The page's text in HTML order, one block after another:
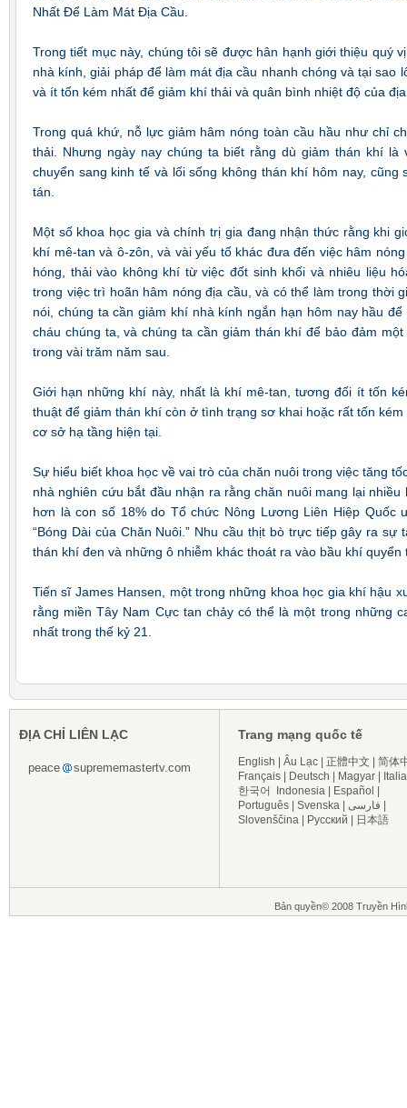
Nhất Để Làm Mát Địa Cầu.
Trong tiết mục này, chúng tôi sẽ được hân hạnh giới thiệu quý
nhà kính, giải pháp để làm mát địa cầu nhanh chóng và tại sao
và ít tốn kém nhất để giảm khí thải và quân bình nhiệt độ của
Trong quá khứ, nỗ lực giảm hâm nóng toàn cầu hầu như chỉ
thải. Nhưng ngày nay chúng ta biết rằng dù giảm thán khí
chuyển sang kinh tế và lối sống không thán khí hôm nay,
tán.
Một số khoa học gia và chính trị gia đang nhận thức rằng khi
khí mê-tan và ô-zôn, và vài yếu tố khác đưa đến việc hâm
hóng, thải vào không khí từ việc đốt sinh khối và nhiêu liệu
trong việc trì hoãn hâm nóng địa cầu, và có thể làm trong thời
nói, chúng ta cần giảm khí nhà kính ngắn hạn hôm nay hầu
cháu chúng ta, và chúng ta cần giảm thán khí để bảo đảm
trong vài trăm năm sau.
Giới hạn những khí này, nhất là khí mê-tan, tương đối ít tốn
thuật để giảm thán khí còn ở tình trạng sơ khai hoặc rất tốn
cơ sở hạ tầng hiện tại.
Sự hiểu biết khoa học về vai trò của chăn nuôi trong việc tăng
nhà nghiên cứu bắt đầu nhận ra rằng chăn nuôi mang lại
hơn là con số 18% do Tổ chức Nông Lương Liên Hiệp Quốc
“Bóng Dài của Chăn Nuôi.” Nhu cầu thịt bò trực tiếp gây ra
thán khí đen và những ô nhiễm khác thoát ra vào bầu khí quyển
Tiến sĩ James Hansen, một trong những khoa học gia khí hậu
rằng miền Tây Nam Cực tan chảy có thể là một trong những
nhất trong thế kỷ 21.
ĐỊA CHỈ LIÊN LẠC
peace suprememastertv.com
Trang mạng quốc tế
English Âu Lạc 正體中文
简体
Français
Deutsch Magyar
한국어
Indonesia Español
Português
Svenska فارسی
Slovenščina
Русский 日本語
Bản quyền© 2008 Truyền